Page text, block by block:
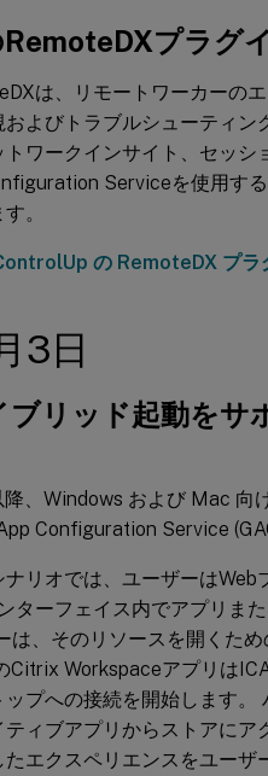
プラグ
は、リモートワーカーの
よびトラブルシューティ
ワークインサイト、セッ
Serviceを使用す
。
の RemoteDX プラ
3日
ブリッド起動をサ
、Windows および Mac 向
Configuration Service
リオでは、ユーザーは
ターフェイス内でアプリま
は、そのリソースを開くた
Citrix Workspaceアプリは
ップへの接続を開始します
ィブアプリからストアに
エクスペリエンスをユーザ